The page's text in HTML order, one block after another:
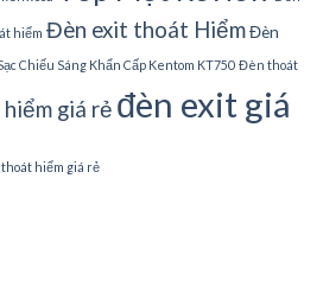
hiểm Đèn exit thoát HiểmĐèn
Chiếu Sáng Khẩn Cấp Kentom KT750 Đèn thoát
giá rẻ đèn exit giá
hiểm giá rẻ